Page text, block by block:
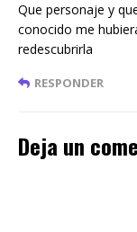
Que personaje y
conocido me
redescubrirla
RESPONDER
Deja un